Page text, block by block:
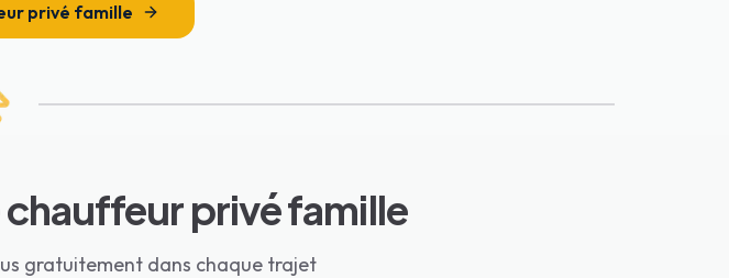
privé famille
chauffeur privé famille
gratuitement dans chaque trajet